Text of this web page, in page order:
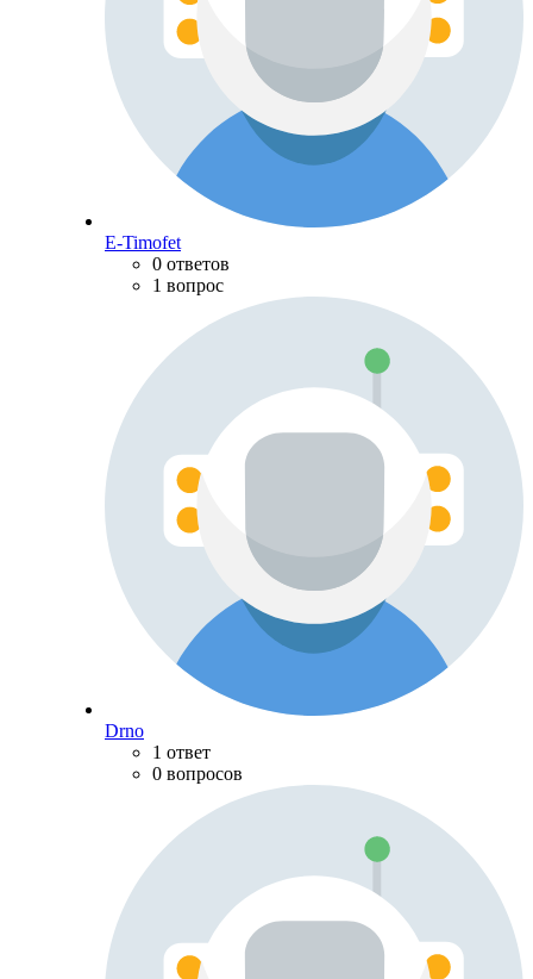
E-Timofet
0 ответов
1 вопрос
Drno
1 ответ
0 вопросов